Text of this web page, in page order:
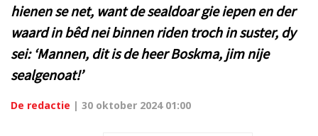
hienen se net, want de sealdoar gie iepen en der
waard in bêd nei binnen riden troch in suster, dy
sei: ‘Mannen, dit is de heer Boskma, jim nije
sealgenoat!’
De redactie | 30 oktober 2024 01:00